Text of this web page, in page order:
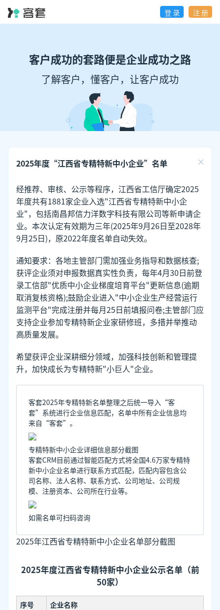
登 录 注 册
客户成功的套路便是企业成功之路
了解客户，懂客户，让客户成功
2025年度“江西省专精特新中小企业”名单
经推荐、审核、公示等程序，江西省工信厅确定2025
年度共有1881家企业入选"江西省专精特新中小企
业"，包括南昌邦信力洋数字科技有限公司等新申请企
业。本次认定有效期为三年(2025年9月26日至2028年
9月25日)，原2022年度名单自动失效。
通知要求：各地主管部门需加强业务指导和数据核查;
获评企业须对申报数据真实性负责，每年4月30日前登
录工信部"优质中小企业梯度培育平台"更新信息(逾期
取消复核资格);鼓励企业进入"中小企业生产经营运行
监测平台"完成注册并每月25日前填报问卷;主管部门应
支持企业参加专精特新企业家研修班，多措并举推动
高质量发展。
希望获评企业深耕细分领域，加强科技创新和管理提
升，加快成长为专精特新"小巨人"企业。
客套2025年专精特新名单整理之后统一导入“客
套”系统进行企业信息匹配，名单中所有企业信息均
来自“客套”。
专精特新中小企业详细信息部分截图
客套CRM目前通过智能匹配方式将全国4.6万家专精特
新中小企业名单进行联系方式匹配，匹配内容包含公
司名称、法人名称、联系方式、公司地址、公司规
模、注册资本、公司所在行业等。
如需名单可扫码咨询
2025年江西省专精特新中小企业名单部分截图
2025年度江西省专精特新中小企业公示名单（前
50家）
序号
企业名称